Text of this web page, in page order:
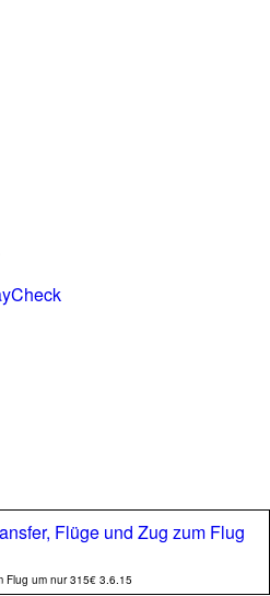
Flug um nur 315€ 3.6.15